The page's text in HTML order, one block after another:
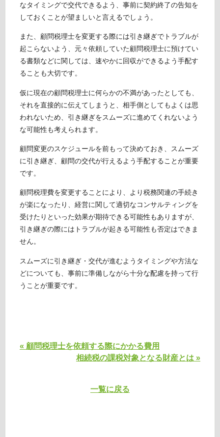
なタイミングで交代できるよう、事前に契約終了の告知を
しておくことが望ましいと言えるでしょう。
また、顧問税理士を変更する際には引き継ぎでトラブルが
起こらないよう、元々依頼していた顧問税理士に預けてい
る書類などに関しては、速やかに回収ができるよう手配す
ることも大切です。
仮に現在の顧問税理士に何らかの不満があったとしても、
それを直接的に伝えてしまうと、相手側としてもよくは思
われないため、引き継ぎをスムーズに進めてくれないよう
な可能性も考えられます。
顧問変更のスケジュールを前もって決めておき、スムーズ
に引き継ぎ、顧問の交代が行えるよう手配することが重要
です。
顧問税理費を変更することにより、より税務関連の手続き
が楽になったり、経営に関して適切なコンサルティングを
受けたりといった効果が期待できる可能性もありますが、
引き継ぎの際にはトラブルが起きる可能性も否定はできま
せん。
スムーズに引き継ぎ・交代が進むようタイミングや方法な
どについても、事前に準備しながら十分な配慮を持って行
うことが重要です。
« 顧問税理士を依頼する際にかかる費用
相続税の課税対象となる財産とは »
一覧に戻る